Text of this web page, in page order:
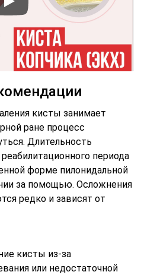
кисты занимает
ране процесс
Длительность
периода
форме пилонидальной
за помощью. Осложнения
редко и зависят от
кисты из-за
или недостаточной